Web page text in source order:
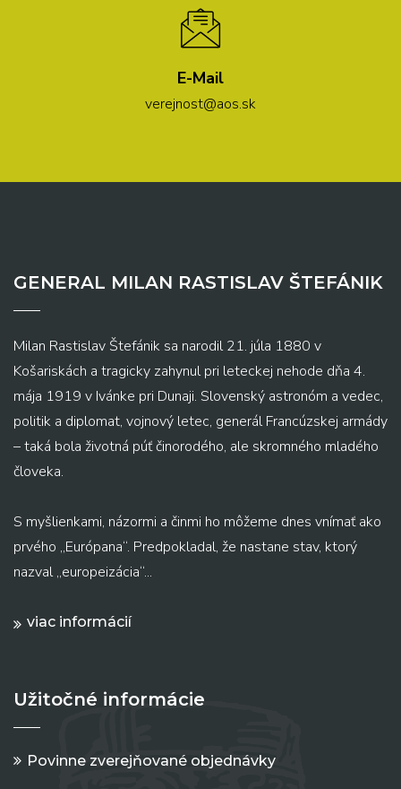
E-Mail
verejnost@aos.sk
GENERAL MILAN RASTISLAV ŠTEFÁNIK
Milan Rastislav Štefánik sa narodil 21. júla 1880 v
Košariskách a tragicky zahynul pri leteckej nehode dňa 4.
mája 1919 v Ivánke pri Dunaji. Slovenský astronóm a vedec,
politik a diplomat, vojnový letec, generál Francúzskej armády
– taká bola životná púť činorodého, ale skromného mladého
človeka.
S myšlienkami, názormi a činmi ho môžeme dnes vnímať ako
prvého „Európana“. Predpokladal, že nastane stav, ktorý
nazval „europeizácia“...
viac informácií
Užitočné informácie
Povinne zverejňované objednávky